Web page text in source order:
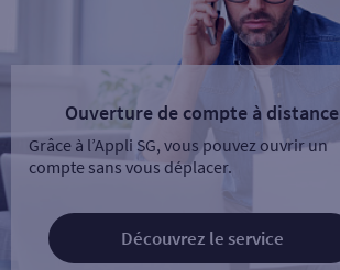
Ouverture de compte à distance
Grâce à l’Appli SG, vous pouvez ouvrir un
compte sans vous déplacer.
Découvrez le service